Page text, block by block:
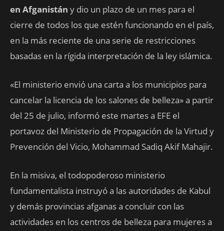
en Afganistán y dio un plazo de un mes para el
cierre de todos los que estén funcionando en el país,
en la más reciente de una serie de restricciones
basadas en la rígida interpretación de la ley islámica.
«El ministerio envió una carta a los municipios para
cancelar la licencia de los salones de belleza» a partir
del 25 de julio, informó este martes a EFE el
portavoz del Ministerio de Propagación de la Virtud y
Prevención del Vicio, Mohammad Sadiq Akif Mahajir.
En la misiva, el todopoderoso ministerio
fundamentalista instruyó a las autoridades de Kabul
y demás provincias afganas a concluir con las
actividades en los centros de belleza para mujeres a